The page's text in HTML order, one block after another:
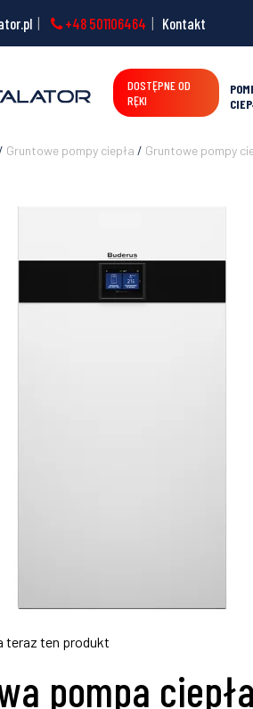
+48 501106464 Kontakt
DOSTĘPNE OD
RĘKI
Gruntowe pompy ciepła / Gruntowe pompy
teraz ten produkt
pompa ciepła